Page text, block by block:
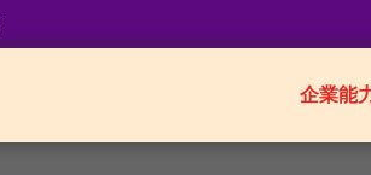
企業能